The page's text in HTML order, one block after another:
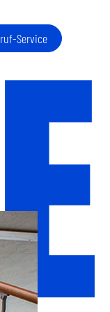
Service